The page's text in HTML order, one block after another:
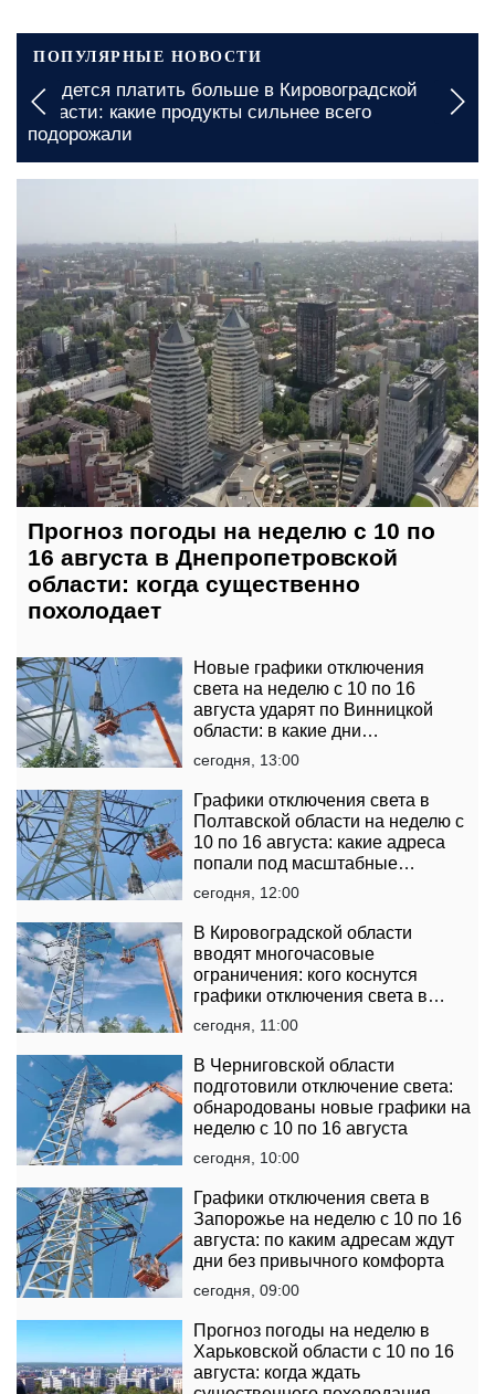
ПОПУЛЯРНЫЕ НОВОСТИ
всего
Подорожание проезда в
какие сумме придется заплатить
Прогноз погоды на неделю с 10 по
16 августа в Днепропетровской
области: когда существенно
похолодает
Новые графики отключения
света на неделю с 10 по 16
августа ударят по Винницкой
области: в какие дни
электричества не будет дольше
сегодня, 13:00
Графики отключения света в
Полтавской области на неделю с
10 по 16 августа: какие адреса
попали под масштабные
ограничения
сегодня, 12:00
В Кировоградской области
вводят многочасовые
ограничения: кого коснутся
графики отключения света в
неделю с 10 по 16 августа
сегодня, 11:00
В Черниговской области
подготовили отключение света:
обнародованы новые графики на
неделю с 10 по 16 августа
сегодня, 10:00
Графики отключения света в
Запорожье на неделю с 10 по 16
августа: по каким адресам ждут
дни без привычного комфорта
сегодня, 09:00
Прогноз погоды на неделю в
Харьковской области с 10 по 16
августа: когда ждать